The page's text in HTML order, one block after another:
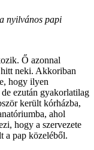
nyilvános papi
Ő azonnal
hitt neki. Akkoriban
hogy ilyen
ezután gyakorlatilag
került kórházba,
ahol
hogy a szervezete
a pap közeléből.